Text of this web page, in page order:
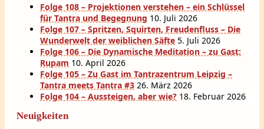
Folge 108 – Projektionen verstehen – ein Schlüssel
für Tantra und Begegnung 10. Juli 2026
Folge 107 – Spritzen, Squirten, Freudenfluss – Die
Wunderwelt der weiblichen Säfte 5. Juli 2026
Folge 106 – Die Dynamische Meditation – zu Gast:
Rupam 10. April 2026
Folge 105 – Zu Gast im Tantrazentrum Leipzig –
Tantra meets Tantra #3 26. März 2026
Folge 104 – Aussteigen, aber wie? 18. Februar 2026
Neuigkeiten